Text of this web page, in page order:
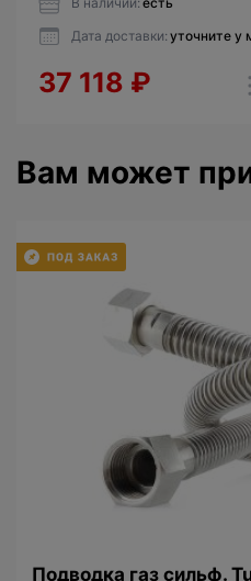
Дата доставки: уточните у
37 118 ₽
Вам может
сильф. Tuboflex 1,5 3/4"